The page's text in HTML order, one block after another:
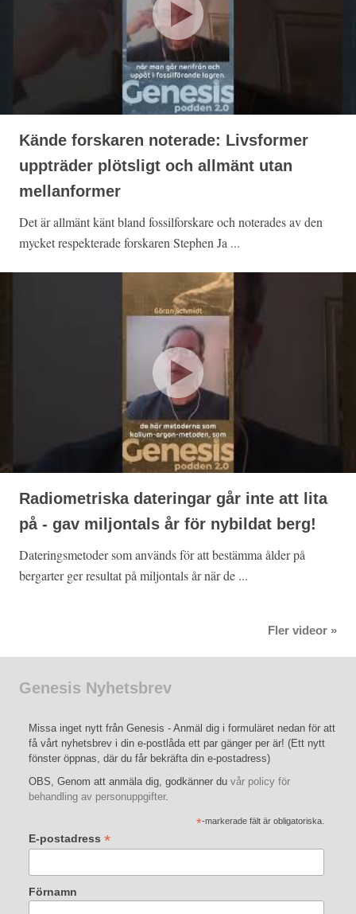
Kände forskaren noterade: Livsformer
uppträder plötsligt och allmänt utan
mellanformer
Det är allmänt känt bland fossilforskare och noterades av den
mycket respekterade forskaren Stephen Ja ...
Radiometriska dateringar går inte att lita
på - gav miljontals år för nybildat berg!
Dateringsmetoder som används för att bestämma ålder på
bergarter ger resultat på miljontals år när de ...
Fler videor »
Genesis Nyhetsbrev
Missa inget nytt från Genesis - Anmäl dig i formuläret nedan för att
få vårt nyhetsbrev i din e-postlåda ett par gänger per är! (Ett nytt
fönster öppnas, där du får bekräfta din e-postadress)
OBS, Genom att anmäla dig, godkänner du vår policy för
behandling av personuppgifter.
*-markerade fält är obligatoriska.
E-postadress *
Förnamn